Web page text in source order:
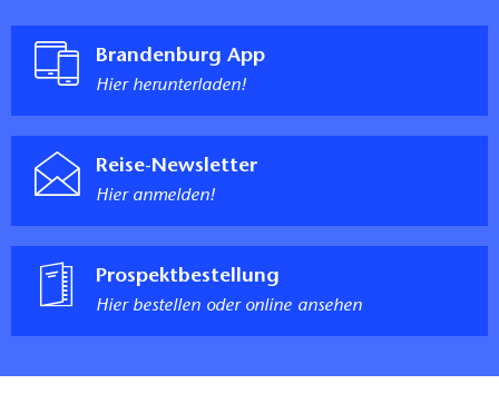
Brandenburg App
Hier herunterladen!
Reise-Newsletter
Hier anmelden!
Prospektbestellung
Hier bestellen oder online ansehen